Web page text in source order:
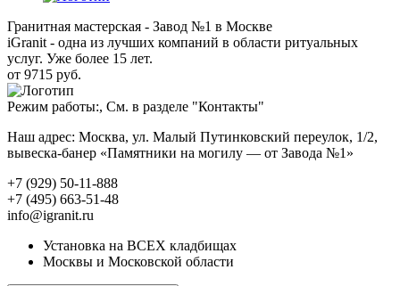
Гранитная мастерская - Завод №1 в Москве
iGranit - одна из лучших компаний в области ритуальных
услуг. Уже более 15 лет.
от 9715 руб.
Режим работы:, См. в разделе "Контакты"
Наш адрес: Москва, ул. Малый Путинковский переулок, 1/2,
вывеска-банер «Памятники на могилу — от Завода №1»
+7 (929) 50-11-888
+7 (495) 663-51-48
info@igranit.ru
Установка на ВСЕХ кладбищах
Москвы и Московской области